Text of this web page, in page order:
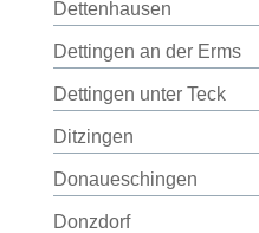
Dettenhausen
Dettingen an der Erms
Dettingen unter Teck
Ditzingen
Donaueschingen
Donzdorf